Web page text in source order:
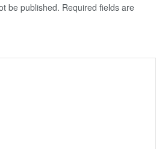
be published. Required fields are